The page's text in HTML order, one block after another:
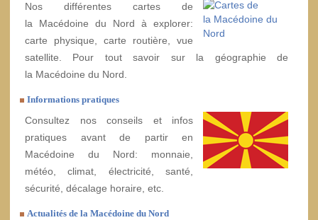
Nos différentes cartes de
la Macédoine du Nord à explorer:
carte physique, carte routière, vue
satellite. Pour tout savoir sur la géographie de
la Macédoine du Nord.
Informations pratiques
Consultez nos conseils et infos
pratiques avant de partir en
Macédoine du Nord: monnaie,
météo, climat, électricité, santé,
sécurité, décalage horaire, etc.
Actualités de la Macédoine du Nord